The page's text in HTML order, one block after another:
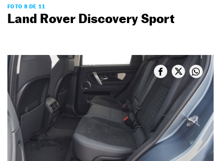
FOTO 8 DE 11
Land Rover Discovery Sport